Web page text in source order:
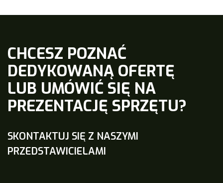
CHCESZ POZNAĆ
DEDYKOWANĄ OFERTĘ
LUB UMÓWIĆ SIĘ NA
PREZENTACJĘ SPRZĘTU?
SKONTAKTUJ SIĘ Z NASZYMI
PRZEDSTAWICIELAMI